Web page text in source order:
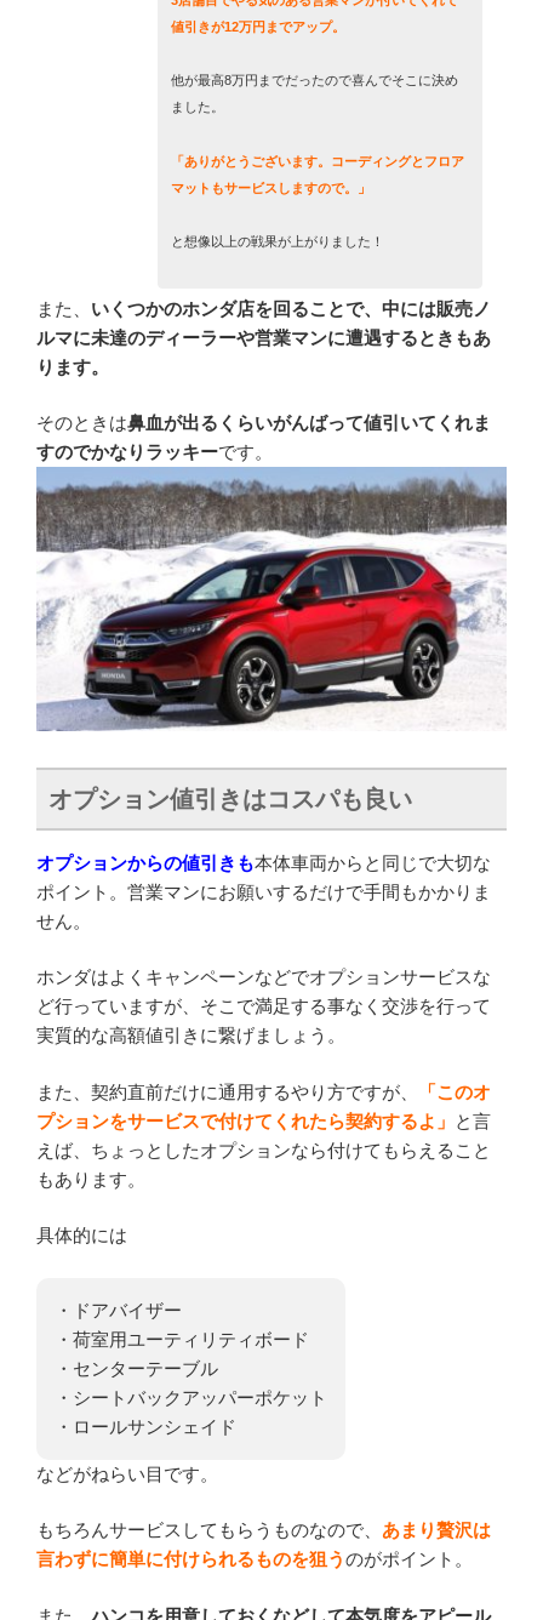
値引きが12万円までアップ。
他が最高8万円までだったので喜んでそこに決め
ました。
「ありがとうございます。コーディングとフロア
マットもサービスしますので。」
と想像以上の戦果が上がりました！
また、 いくつかのホンダ店を回ることで、中には販売ノ
ルマに未達のディーラーや営業マンに遭遇するときもあ
ります。
そのときは鼻血が出るくらいがんばって値引いてくれま
すのでかなりラッキーです。
オプション値引きはコスパも良い
オプションからの値引きも本体車両からと同じで大切な
ポイント。営業マンにお願いするだけで手間もかかりま
せん。
ホンダはよくキャンペーンなどでオプションサービスな
ど行っていますが、そこで満足する事なく交渉を行って
実質的な高額値引きに繋げましょう。
また、契約直前だけに通用するやり方ですが、
「このオ
プションをサービスで付けてくれたら契約するよ」 と言
えば、ちょっとしたオプションなら付けてもらえること
もあります。
具体的には
・ドアバイザー
・荷室用ユーティリティボード
・センターテーブル
・シートバックアッパーポケット
・ロールサンシェイド
などがねらい目です。
もちろんサービスしてもらうものなので、 あまり贅沢は
言わずに簡単に付けられるものを狙うのがポイント。
また、ハンコを用意しておくなどして本気度をアピール